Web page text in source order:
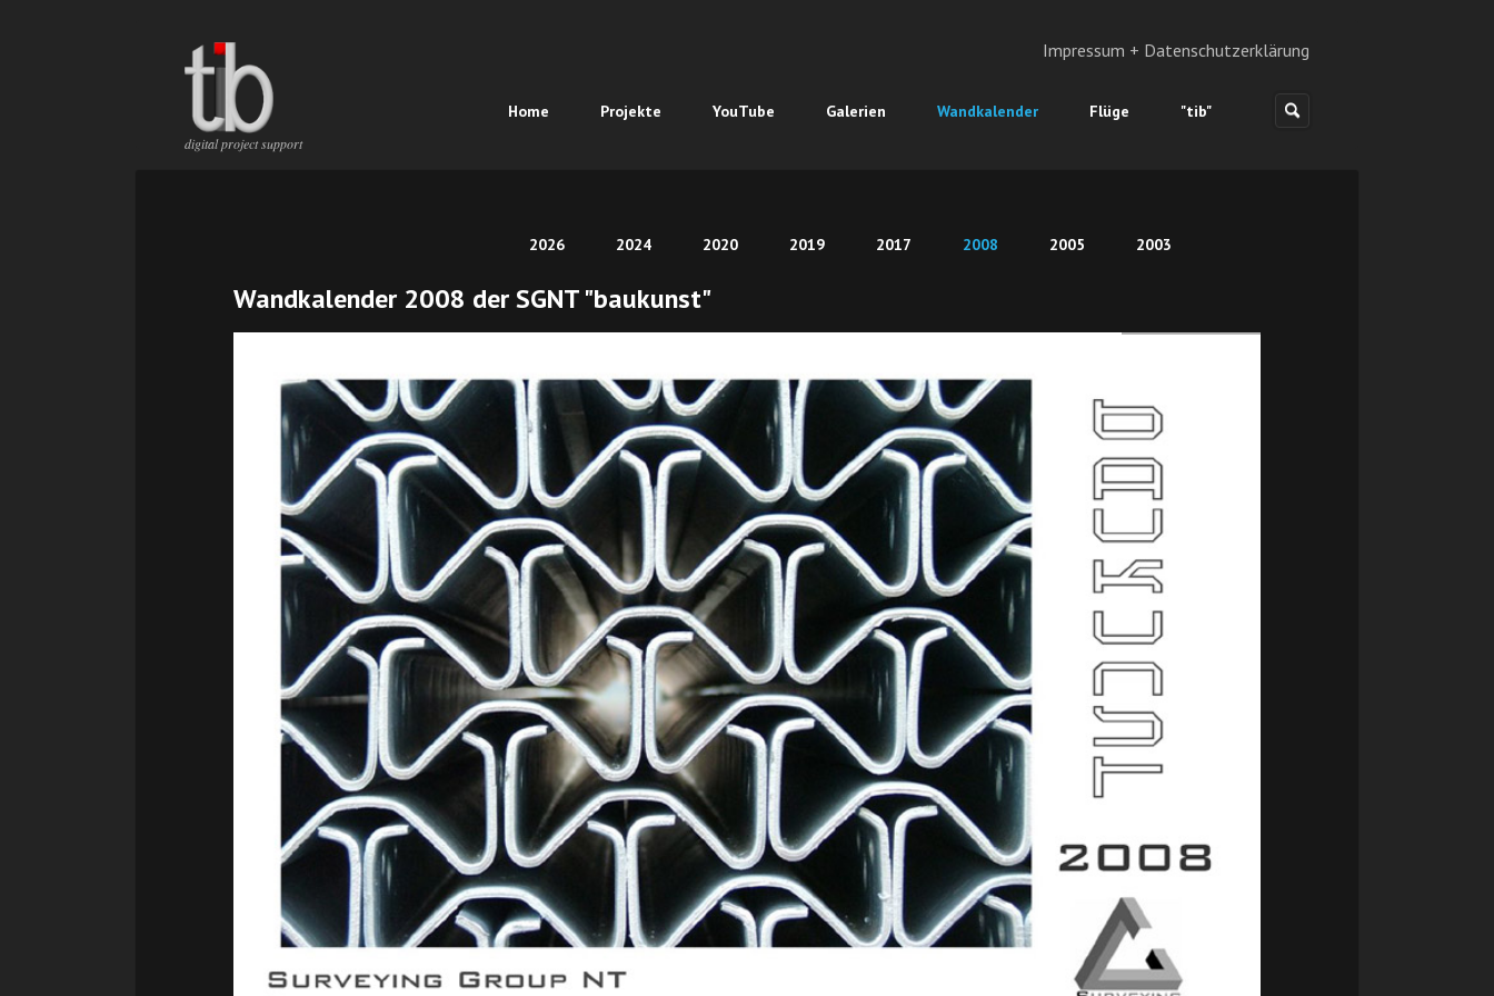
digital project support
NavigationHome Projekte YouTube Galerien Wandkalender Flüge "tib"
Navigation
Impressum + Datenschutzerklärung
2026 2024 2020 2019 2017 2008 2005 2003
Wandkalender 2008 der SGNT "baukunst"